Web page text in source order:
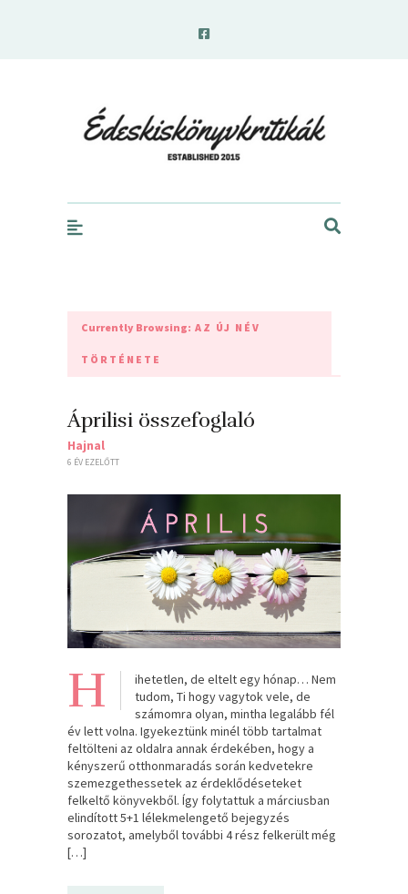
Currently Browsing: AZ ÚJ NÉV
TÖRTÉNETE
Áprilisi összefoglaló
Hajnal
6 ÉV EZELŐTT
H
ihetetlen, de eltelt egy hónap… Nem
tudom, Ti hogy vagytok vele, de
számomra olyan, mintha legalább fél
év lett volna. Igyekeztünk minél több tartalmat
feltölteni az oldalra annak érdekében, hogy a
kényszerű otthonmaradás során kedvetekre
szemezgethessetek az érdeklődéseteket
felkeltő könyvekből. Így folytattuk a márciusban
elindított 5+1 lélekmelengető bejegyzés
sorozatot, amelyből további 4 rész felkerült még
[…]